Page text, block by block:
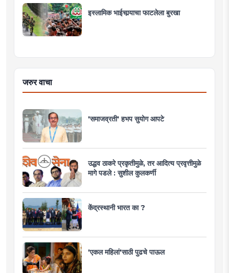
इस्लामिक भाईचार्‍याचा फाटलेला बुरखा
जरुर वाचा
'समाजव्रती' हभप सुयोग आपटे
उद्धव ठाकरे प्रकृतीमुळे, तर आदित्य प्रवृत्तीमुळे
मागे पडले : सुशील कुलकर्णी
केंद्रस्थानी भारत का ?
'एकल महिलां'साठी पुढचे पाऊल